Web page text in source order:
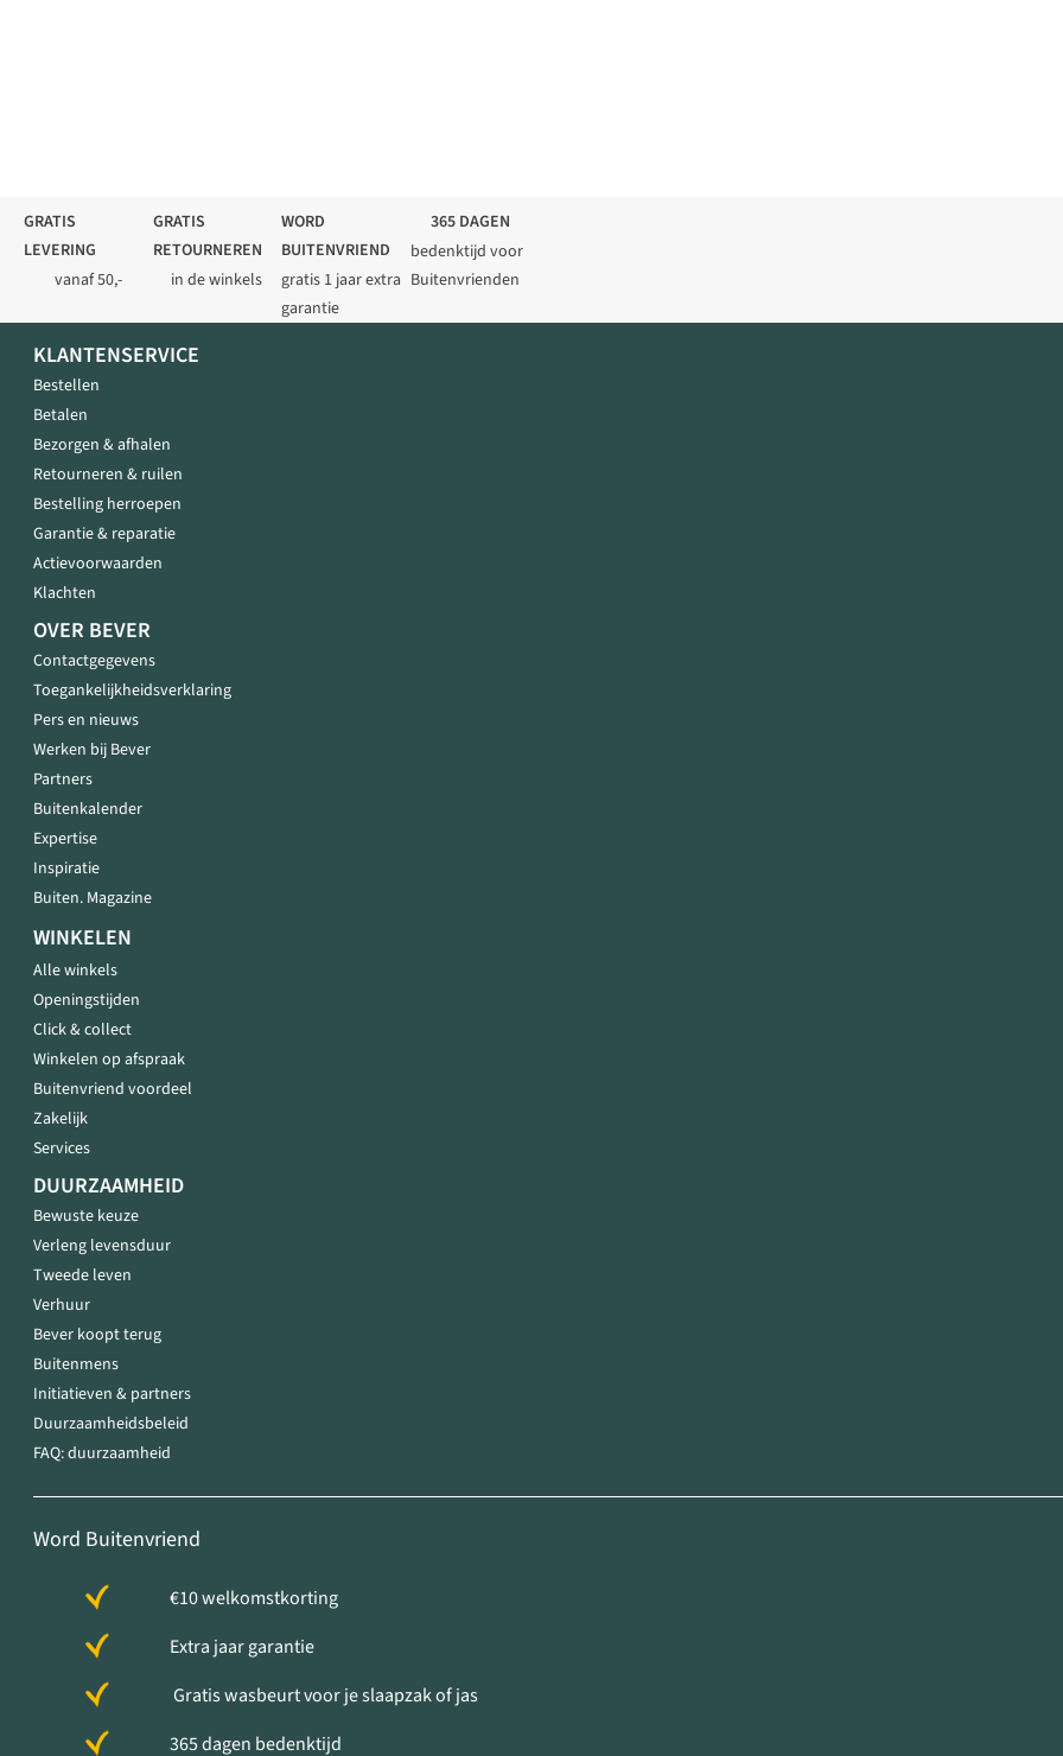
GRATIS
LEVERING
vanaf 50,-
GRATIS
RETOURNEREN
in de winkels
WORD
BUITENVRIEND
gratis 1 jaar extra
garantie
365 DAGEN
bedenktijd voor
Buitenvrienden
KLANTENSERVICE
Bestellen
Betalen
Bezorgen & afhalen
Retourneren & ruilen
Bestelling herroepen
Garantie & reparatie
Actievoorwaarden
Klachten
OVER BEVER
Contactgegevens
Toegankelijkheidsverklaring
Pers en nieuws
Werken bij Bever
Partners
Buitenkalender
Expertise
Inspiratie
Buiten. Magazine
WINKELEN
Alle winkels
Openingstijden
Click & collect
Winkelen op afspraak
Buitenvriend voordeel
Zakelijk
Services
DUURZAAMHEID
Bewuste keuze
Verleng levensduur
Tweede leven
Verhuur
Bever koopt terug
Buitenmens
Initiatieven & partners
Duurzaamheidsbeleid
FAQ: duurzaamheid
Word Buitenvriend
€10 welkomstkorting
Extra jaar garantie
Gratis wasbeurt voor je slaapzak of jas
365 dagen bedenktijd